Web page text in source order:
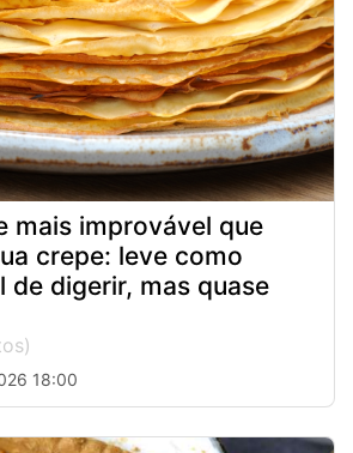
mais improvável que
crepe: leve como
de digerir, mas quase
18:00